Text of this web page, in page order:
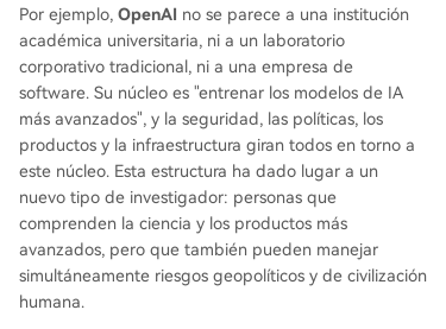
Por ejemplo, OpenAI no se parece a una institución
académica universitaria, ni a un laboratorio
corporativo tradicional, ni a una empresa de
software. Su núcleo es "entrenar los modelos de IA
más avanzados", y la seguridad, las políticas, los
productos y la infraestructura giran todos en torno a
este núcleo. Esta estructura ha dado lugar a un
nuevo tipo de investigador: personas que
comprenden la ciencia y los productos más
avanzados, pero que también pueden manejar
simultáneamente riesgos geopolíticos y de civilización
humana.